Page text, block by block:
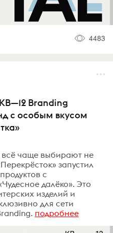
4483
Branding
с особым вкусом
всё чаще выбирают не
запустил
с
далёко». Это
изделий и
для сети
подробнее